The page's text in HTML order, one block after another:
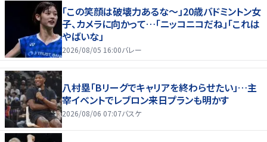
「この笑顔は破壊力あるな〜」20歳バドミントン女
子、カメラに向かって…「ニッコニコだね」「これは
やばいな」
2026/08/05 16:00バレー
八村塁「Bリーグでキャリアを終わらせたい」…主
宰イベントでレブロン来日プランも明かす
2026/08/06 07:07バスケ